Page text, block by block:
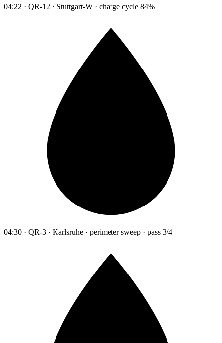
04:22 · QR-12 · Stuttgart-W · charge cycle 84%
04:30 · QR-3 · Karlsruhe · perimeter sweep · pass 3/4